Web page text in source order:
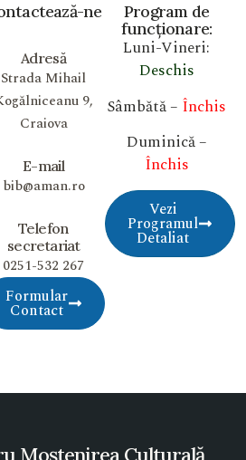
Program de
funcționare:
Luni-Vineri:
Deschis
Sâmbătă – Închis
Duminică –
Închis
Vezi
Programul
Detaliat
ne
Adresă
Strada Mihail
9,
Craiova
E-mail
bib@aman.ro
Telefon
secretariat
0251-532 267
Formular
Contact
Moștenirea Culturală